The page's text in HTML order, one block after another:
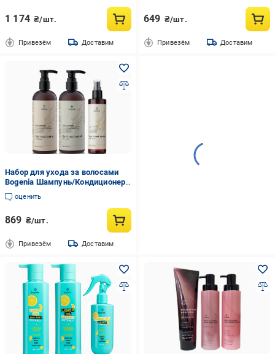
1 174 ₴/шт.
Привезём Доставим
649 ₴/шт.
Привезём Доставим
Набор для ухода за волосами
Bogenia Шампунь/Кондиционер/
Тоник
оценить
869 ₴/шт.
Привезём Доставим